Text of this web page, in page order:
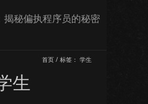
揭秘偏执程序员的秘密
首页 / 标签： 学生
生